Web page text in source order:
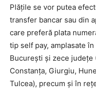
Plățile se vor putea
transfer bancar sau din
care preferă plata
tip self pay, amplasate
București și zece județe
Constanța, Giurgiu,
Tulcea), precum și în